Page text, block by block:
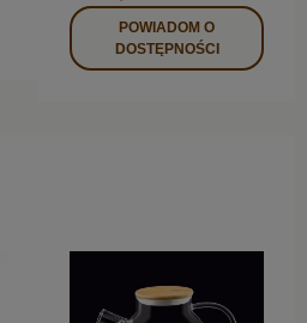
CHARLES
POWIADOM O
DOSTĘPNOŚCI